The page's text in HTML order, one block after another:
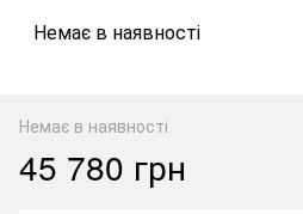
Немає в наявності
Немає в наявності
45 780 грн